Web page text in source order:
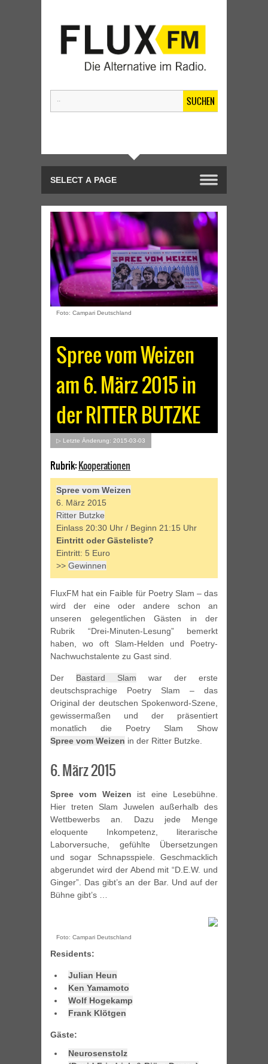
SUCHEN
Foto: Campari Deutschland
Spree vom Weizen
am 6. März 2015 in
der RITTER BUTZKE
▷ Letzte Änderung: 2015-03-03
Rubrik:Kooperationen
Spree vom Weizen
6. März 2015
Ritter Butzke
Einlass 20:30 Uhr / Beginn 21:15 Uhr
Eintritt oder Gästeliste?
Eintritt: 5 Euro
>> Gewinnen
FluxFM hat ein Faible für Poetry Slam – das
wird der eine oder andere schon an
unseren gelegentlichen Gästen in der
Rubrik “Drei-Minuten-Lesung” bemerkt
haben, wo oft Slam-Helden und Poetry-
Nachwuchstalente zu Gast sind.
Der Bastard Slam war der erste
deutschsprachige Poetry Slam – das
Original der deutschen Spokenword-Szene,
gewissermaßen und der präsentiert
monatlich die Poetry Slam Show
Spree vom Weizen in der Ritter Butzke.
6. März 2015
Spree vom Weizen ist eine Lesebühne.
Hier treten Slam Juwelen außerhalb des
Wettbewerbs an. Dazu jede Menge
eloquente Inkompetenz, literarische
Laborversuche, gefühlte Übersetzungen
und sogar Schnapsspiele. Geschmacklich
abgerundet wird der Abend mit “D.E.W. und
Ginger”. Das gibt’s an der Bar. Und auf der
Bühne gibt’s …
Foto: Campari Deutschland
Residents:
Julian Heun
Ken Yamamoto
Wolf Hogekamp
Frank Klötgen
Gäste:
Neurosenstolz